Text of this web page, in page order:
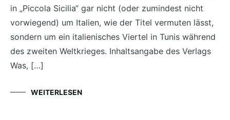
in „Piccola Sicilia“ gar nicht (oder zumindest nicht
vorwiegend) um Italien, wie der Titel vermuten lässt,
sondern um ein italienisches Viertel in Tunis während
des zweiten Weltkrieges. Inhaltsangabe des Verlags
Was, […]
WEITERLESEN